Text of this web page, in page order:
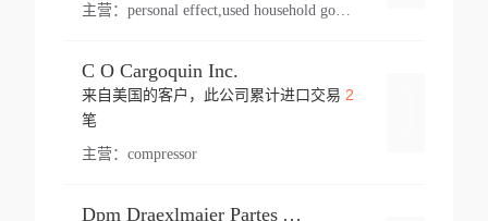
主营： personal effect,used household goods
C O Cargoquin Inc.
来自美国的客户，此公司累计进口交易 2
笔
主营： compressor
Dpm Draexlmaier Partes Automotrices Corr Ind Huejotzingo